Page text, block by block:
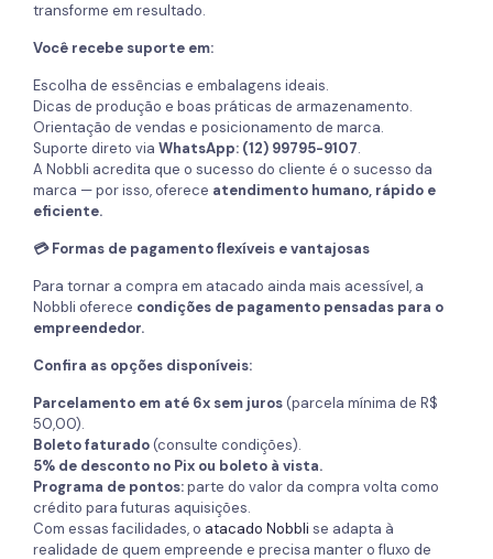
transforme em resultado.
Você recebe suporte em:
Escolha de essências e embalagens ideais.
Dicas de produção e boas práticas de armazenamento.
Orientação de vendas e posicionamento de marca.
Suporte direto via WhatsApp: (12) 99795-9107.
A Nobbli acredita que o sucesso do cliente é o sucesso da
marca — por isso, oferece atendimento humano, rápido e
eficiente.
💳 Formas de pagamento flexíveis e vantajosas
Para tornar a compra em atacado ainda mais acessível, a
Nobbli oferece condições de pagamento pensadas para o
empreendedor.
Confira as opções disponíveis:
Parcelamento em até 6x sem juros(parcela mínima de R$
50,00).
Boleto faturado(consulte condições).
5% de desconto no Pix ou boleto à vista.
Programa de pontos:parte do valor da compra volta como
crédito para futuras aquisições.
Com essas facilidades, o atacado Nobbli se adapta à
realidade de quem empreende e precisa manter o fluxo de